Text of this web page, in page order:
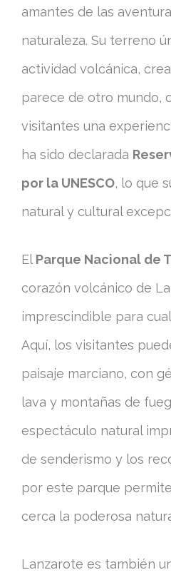
amantes de las
naturaleza. Su terreno
actividad volcánica,
parece de otro mundo,
visitantes una
ha sido declarada
por la UNESCO, lo que
natural y cultural
El Parque Nacional de
corazón volcánico de
imprescindible para
Aquí, los visitantes
paisaje marciano, con
lava y montañas de
espectáculo natural
de senderismo y los
por este parque
cerca la poderosa
Lanzarote es también